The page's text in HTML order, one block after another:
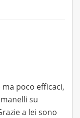
poco efficaci,
su
a lei sono